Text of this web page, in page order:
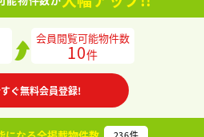
会員閲覧可能物件数
10件
ぐ無料会員登録!